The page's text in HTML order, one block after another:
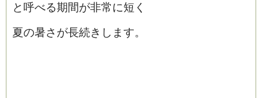
と呼べる期間が非常に短く
夏の暑さが長続きします。